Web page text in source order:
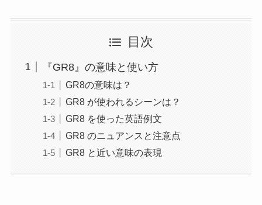
目次
『GR8』の意味と使い方
GR8の意味は？
GR8 が使われるシーンは？
GR8 を使った英語例文
GR8 のニュアンスと注意点
GR8 と近い意味の表現